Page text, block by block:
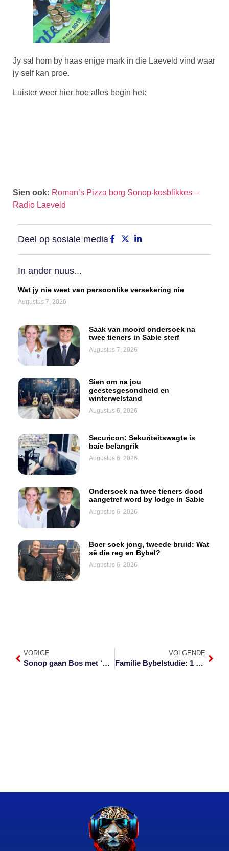
Jy sal hom by haas enige mark in die Laeveld vind waar
jy self kan proe.
Luister weer hier hoe alles begin het:
Sien ook: Roman’s Pizza borg Sonop-kosblikkes –
Radio Laeveld
Deel op sosiale media
In ander nuus...
Wat jy nie weet van persoonlike versekering nie
Augustus 7, 2026
Saak van moord ondersoek na
twee tieners in Sabie sterf
Augustus 7, 2026
Sien om na jou
geestesgesondheid en
winterwelstand
Augustus 6, 2026
Securicon: Sekuriteitswagte is
baie belangrik
Augustus 6, 2026
Ondersoek na twee tieners dood
aangetref word by lodge in Sabie
Augustus 6, 2026
Boer soek jong, tweede bruid: Wat
sê die reg en Bybel?
Augustus 6, 2026
VORIGE
Sonop gaan Bos met ‘Classics in the Wild’
VOLGENDE
Familie Bybelstudie: 1 Kor. 16